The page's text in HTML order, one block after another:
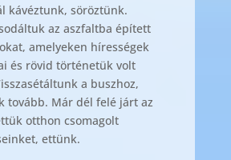
kávéztunk, söröztünk.
az aszfaltba épített
amelyeken hírességek
és rövid történetük volt
a buszhoz,
tovább. Már dél felé járt az
otthon csomagolt
ettünk.